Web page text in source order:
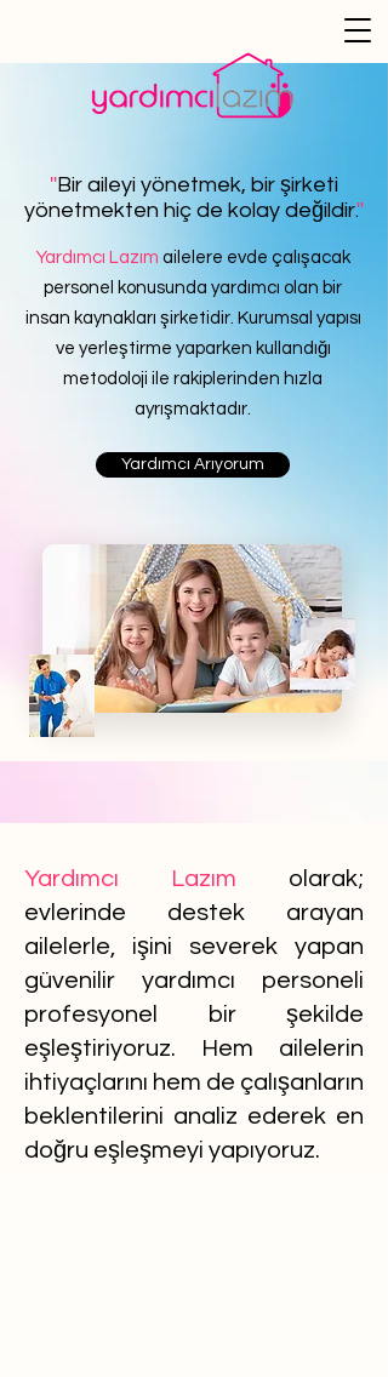
''Bir aileyi yönetmek, bir şirketi
yönetmekten hiç de kolay değildir.''
Yardımcı Lazım ailelere evde çalışacak
personel konusunda yardımcı olan bir
insan kaynakları şirketidir. Kurumsal yapısı
ve yerleştirme yaparken kullandığı
metodoloji ile rakiplerinden hızla
ayrışmaktadır.
Yardımcı Arıyorum
Yardımcı Lazım olarak;
evlerinde destek arayan
ailelerle, işini severek yapan
güvenilir yardımcı personeli
profesyonel bir şekilde
eşleştiriyoruz. Hem ailelerin
ihtiyaçlarını hem de çalışanların
beklentilerini analiz ederek en
doğru eşleşmeyi yapıyoruz.